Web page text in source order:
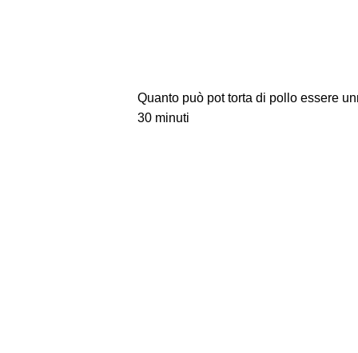
Quanto può pot torta di pollo essere
30 minuti